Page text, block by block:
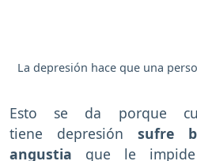
La depresión hace que una
Esto se da porque
tiene depresión sufre
angustia que le impide